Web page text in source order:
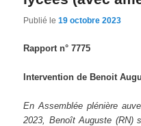
Publié le19 octobre 2023
Rapport n° 7775
Intervention de Benoit
En Assemblée plénière
2023, Benoît Auguste (RN)